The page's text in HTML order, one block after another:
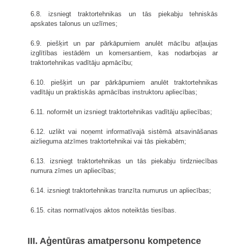
6.8. izsniegt traktortehnikas un tās piekabju tehniskās
apskates talonus un uzlīmes;
6.9. piešķirt un par pārkāpumiem anulēt mācību atļaujas
izglītības iestādēm un komersantiem, kas nodarbojas ar
traktortehnikas vadītāju apmācību;
6.10. piešķirt un par pārkāpumiem anulēt traktortehnikas
vadītāju un praktiskās apmācības instruktoru apliecības;
6.11. noformēt un izsniegt traktortehnikas vadītāju apliecības;
6.12. uzlikt vai noņemt informatīvajā sistēmā atsavināšanas
aizlieguma atzīmes traktortehnikai vai tās piekabēm;
6.13. izsniegt traktortehnikas un tās piekabju tirdzniecības
numura zīmes un apliecības;
6.14. izsniegt traktortehnikas tranzīta numurus un apliecības;
6.15. citas normatīvajos aktos noteiktās tiesības.
III. Aģentūras amatpersonu kompetence